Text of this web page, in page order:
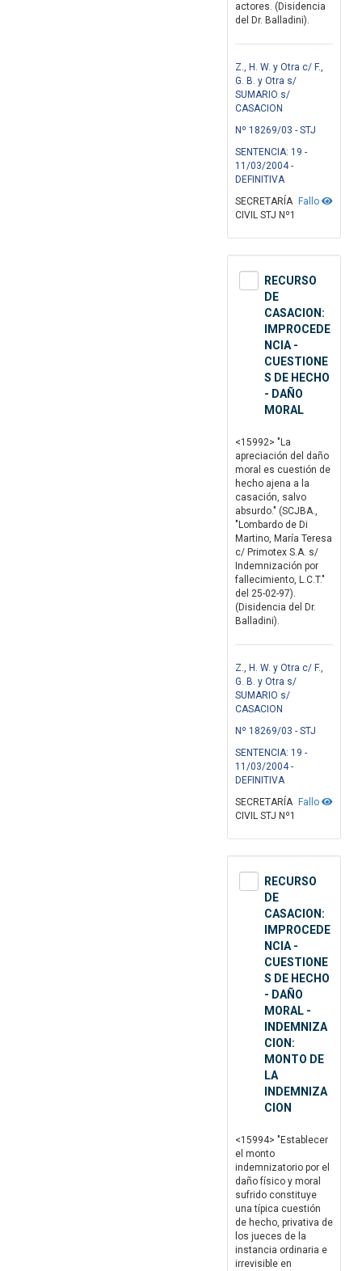
actores. (Disidencia
del Dr. Balladini).
Z., H. W. y Otra c/ F.,
G. B. y Otra s/
SUMARIO s/
CASACION
Nº 18269/03 - STJ
SENTENCIA: 19 -
11/03/2004 -
DEFINITIVA
Fallo
SECRETARÍA
CIVIL STJ Nº1
RECURSO
DE
CASACION:
IMPROCEDE
NCIA -
CUESTIONE
S DE HECHO
- DAÑO
MORAL
<15992> "La
apreciación del daño
moral es cuestión de
hecho ajena a la
casación, salvo
absurdo." (SCJBA.,
"Lombardo de Di
Martino, María Teresa
c/ Primotex S.A. s/
Indemnización por
fallecimiento, L.C.T."
del 25-02-97).
(Disidencia del Dr.
Balladini).
Z., H. W. y Otra c/ F.,
G. B. y Otra s/
SUMARIO s/
CASACION
Nº 18269/03 - STJ
SENTENCIA: 19 -
11/03/2004 -
DEFINITIVA
Fallo
SECRETARÍA
CIVIL STJ Nº1
RECURSO
DE
CASACION:
IMPROCEDE
NCIA -
CUESTIONE
S DE HECHO
- DAÑO
MORAL -
INDEMNIZA
CION:
MONTO DE
LA
INDEMNIZA
CION
<15994> "Establecer
el monto
indemnizatorio por el
daño físico y moral
sufrido constituye
una típica cuestión
de hecho, privativa de
los jueces de la
instancia ordinaria e
irrevisible en